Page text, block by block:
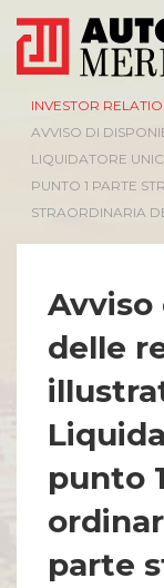
INVESTOR
AVVISO DI
LIQUIDATORE
PUNTO 1 PARTE
STRAORDINARIA
delle
punto
parte